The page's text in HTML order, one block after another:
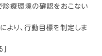
診療環境の確認をおこない
より、行動目標を制定しま